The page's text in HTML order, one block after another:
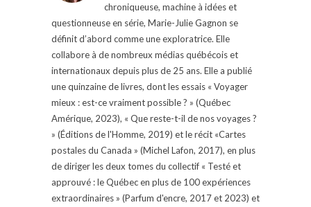
chroniqueuse, machine à idées et
questionneuse en série, Marie-Julie Gagnon se
définit d’abord comme une exploratrice. Elle
collabore à de nombreux médias québécois et
internationaux depuis plus de 25 ans. Elle a publié
une quinzaine de livres, dont les essais « Voyager
mieux : est-ce vraiment possible ? » (Québec
Amérique, 2023), « Que reste-t-il de nos voyages ?
» (Éditions de l'Homme, 2019) et le récit «Cartes
postales du Canada » (Michel Lafon, 2017), en plus
de diriger les deux tomes du collectif « Testé et
approuvé : le Québec en plus de 100 expériences
extraordinaires » (Parfum d'encre, 2017 et 2023) et